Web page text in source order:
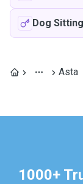
Dog Sitting
Asta
1000+